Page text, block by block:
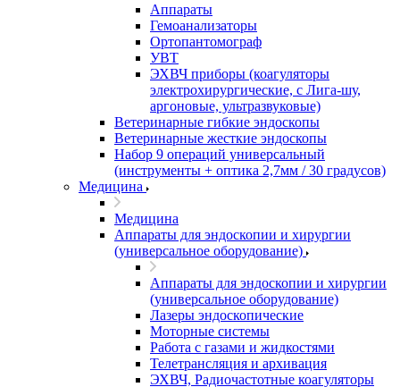
Аппараты
Гемоанализаторы
Ортопантомограф
УВТ
ЭХВЧ приборы (коагуляторы
электрохирургические, с Лига-шу,
аргоновые, ультразвуковые)
Ветеринарные гибкие эндоскопы
Ветеринарные жесткие эндоскопы
Набор 9 операций универсальный
(инструменты + оптика 2,7мм / 30 градусов)
Медицина
Медицина
Аппараты для эндоскопии и хирургии
(универсальное оборудование)
Аппараты для эндоскопии и хирургии
(универсальное оборудование)
Лазеры эндоскопические
Моторные системы
Работа с газами и жидкостями
Телетрансляция и архивация
ЭХВЧ, Радиочастотные коагуляторы